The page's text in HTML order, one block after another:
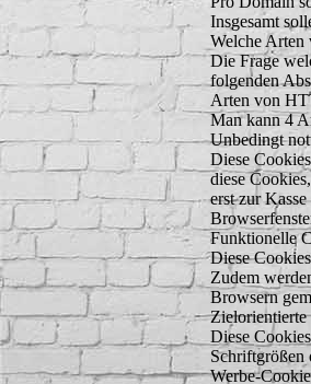
Insgesamt
Welche Arten
Die Frage
folgenden
Arten von
Man kann 4
Unbedingt
Diese
diese
erst zur
Funktionelle
Diese
Zudem
Browsern
Zielorientierte
Diese
Schriftgrößen
Werbe-